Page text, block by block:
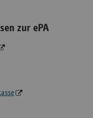
zur ePA